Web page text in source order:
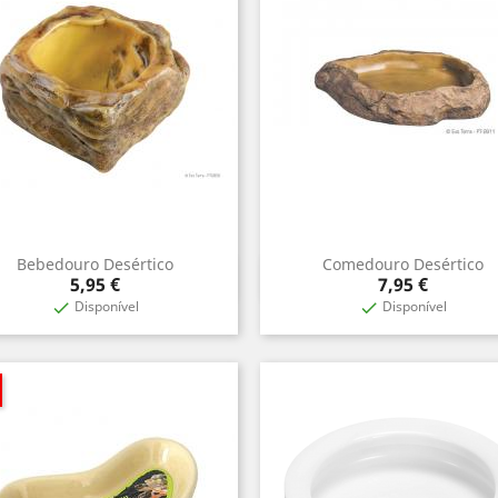
Bebedouro Desértico
Prix
5,95 €
 Disponível
Aperçu rapide
Comedouro Desértico
Prix
7,95 €
 Disponível
Aperçu rapide